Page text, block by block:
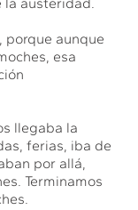
porque aunque
esa
llegaba la
ferias, iba de
por allá,
Terminamos